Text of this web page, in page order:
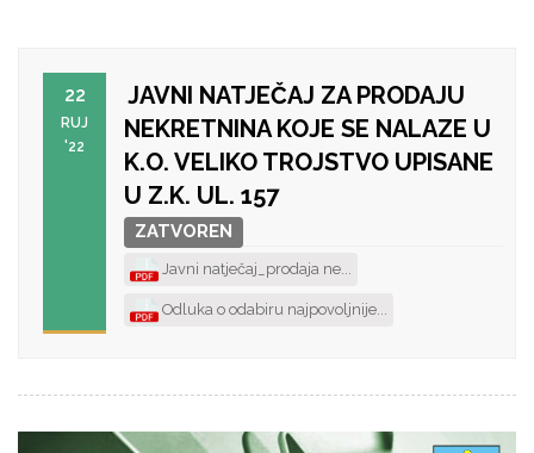
22
RUJ
'22
JAVNI NATJEČAJ ZA PRODAJU
NEKRETNINA KOJE SE NALAZE U
K.O. VELIKO TROJSTVO UPISANE
U Z.K. UL. 157
ZATVOREN
Javni natječaj_prodaja ne...
Odluka o odabiru najpovoljnije...